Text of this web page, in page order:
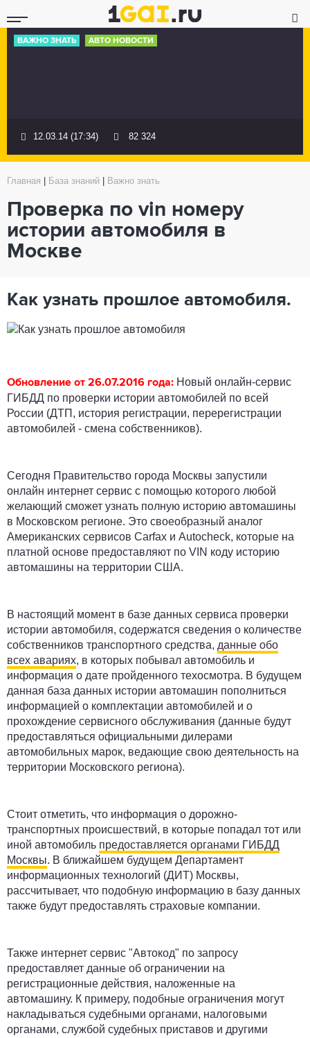
ВАЖНО ЗНАТЬ АВТО НОВОСТИ
12.03.14 (17:34) 82 324
Главная База знаний Важно знать
Проверка по vin номеру
истории автомобиля в
Москве
Как узнать прошлое автомобиля.
Обновление от 26.07.2016 года: Новый онлайн-сервис
ГИБДД по проверки истории автомобилей по всей
России (ДТП, история регистрации, перерегистрации
автомобилей - смена собственников).
Сегодня Правительство города Москвы запустили
онлайн интернет сервис с помощью которого любой
желающий сможет узнать полную историю автомашины
в Московском регионе. Это своеобразный аналог
Американских сервисов Carfax и Autocheck, которые на
платной основе предоставляют по VIN коду историю
автомашины на территории США.
В настоящий момент в базе данных сервиса проверки
истории автомобиля, содержатся сведения о количестве
собственников транспортного средства, данные обо
всех авариях, в которых побывал автомобиль и
информация о дате пройденного техосмотра. В будущем
данная база данных истории автомашин пополниться
информацией о комплектации автомобилей и о
прохождение сервисного обслуживания (данные будут
предоставляться официальными дилерами
автомобильных марок, ведающие свою деятельность на
территории Московского региона).
Стоит отметить, что информация о дорожно-
транспортных происшествий, в которые попадал тот или
иной автомобиль предоставляется органами ГИБДД
Москвы. В ближайшем будущем Департамент
информационных технологий (ДИТ) Москвы,
рассчитывает, что подобную информацию в базу данных
также будут предоставлять страховые компании.
Также интернет сервис "Автокод" по запросу
предоставляет данные об ограничении на
регистрационные действия, наложенные на
автомашину. К примеру, подобные ограничения могут
накладываться судебными органами, налоговыми
органами, службой судебных приставов и другими